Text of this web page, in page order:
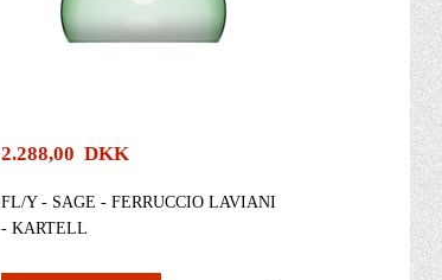
2.288,00 DKK
FL/Y - SAGE - FERRUCCIO LAVIANI
- KARTELL